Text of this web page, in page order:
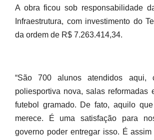
A obra ficou sob responsabilidade
Infraestrutura, com investimento do
da ordem de R$ 7.263.414,34.
“São 700 alunos atendidos aqui,
poliesportiva nova, salas reformadas
futebol gramado. De fato, aquilo
merece. É uma satisfação para
governo poder entregar isso. É